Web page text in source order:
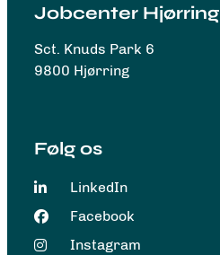
Jobcenter Hjørring
Sct. Knuds Park 6
9800 Hjørring
Følg os
LinkedIn
Facebook
Instagram